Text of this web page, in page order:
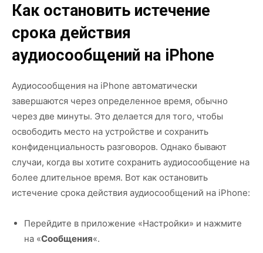
Как остановить истечение
срока действия
аудиосообщений на iPhone
Аудиосообщения на iPhone автоматически
завершаются через определенное время, обычно
через две минуты. Это делается для того, чтобы
освободить место на устройстве и сохранить
конфиденциальность разговоров. Однако бывают
случаи, когда вы хотите сохранить аудиосообщение на
более длительное время. Вот как остановить
истечение срока действия аудиосообщений на iPhone:
Перейдите в приложение «Настройки» и нажмите
на «Сообщения«.